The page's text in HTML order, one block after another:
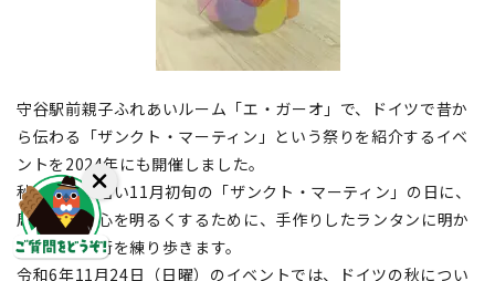
守谷駅前親子ふれあいルーム「エ・ガーオ」で、ドイツで昔か
ら伝わる「ザンクト・マーティン」という祭りを紹介するイベ
ントを2024年にも開催しました。
秋の寒くて暗い11月初旬の「ザンクト・マーティン」の日に、
周りの人の心を明るくするために、手作りしたランタンに明か
りを灯して街を練り歩きます。
令和6年11月24日（日曜）のイベントでは、ドイツの秋につい